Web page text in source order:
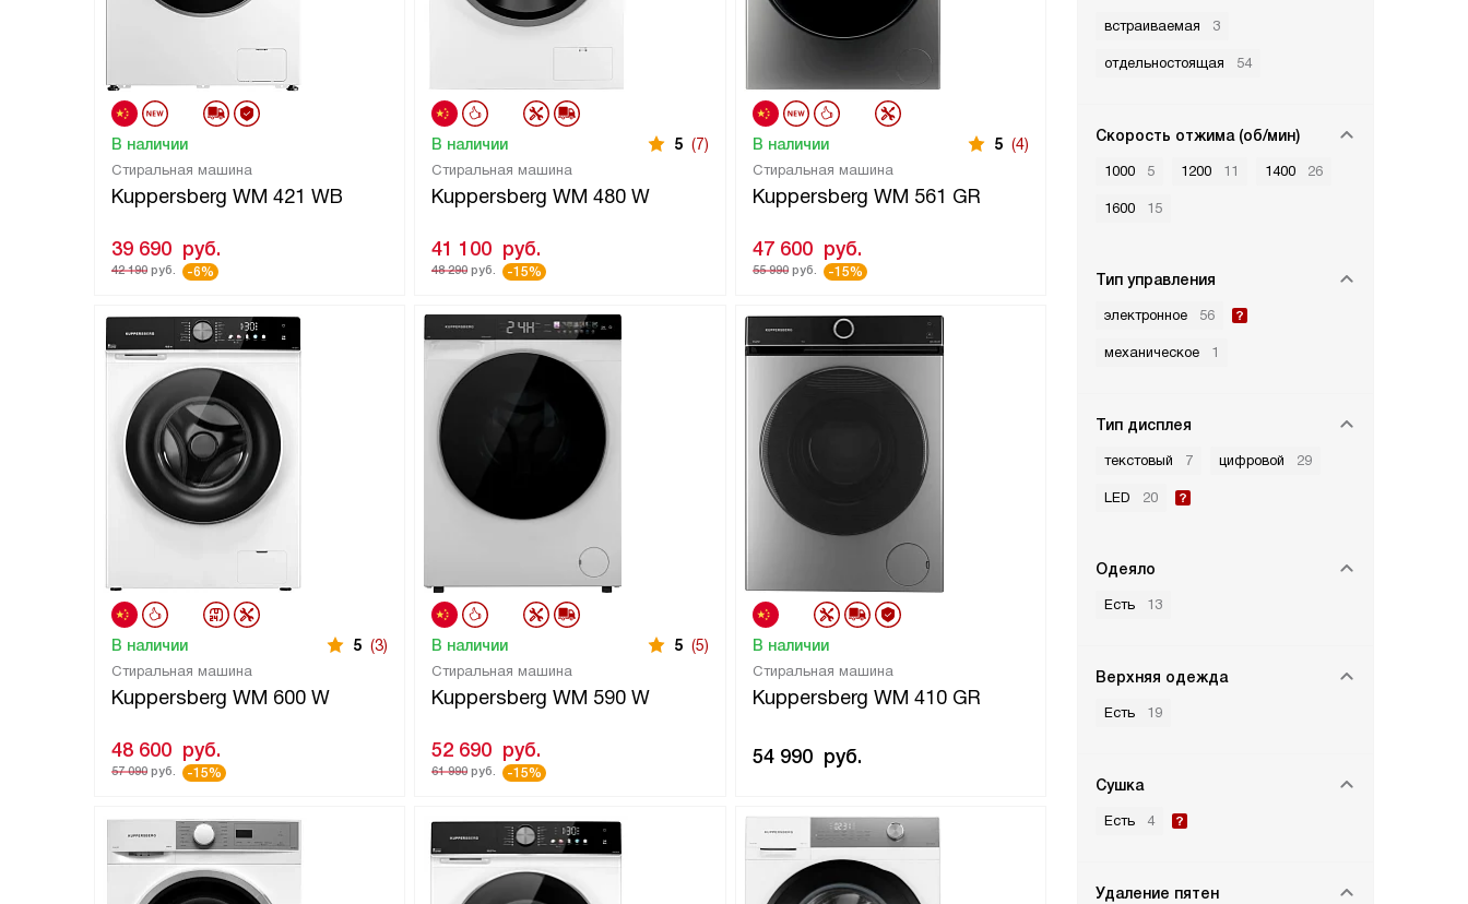
встраиваемая 3
отдельностоящая 54
Скорость отжима (об/мин)
1000 5 1200 11 1400 26
1600 15
Тип управления
электронное 56
механическое 1
Тип дисплея
текстовый 7 цифровой 29
LED 20
Одеяло
Есть 13
Верхняя одежда
Есть 19
Сушка
Есть 4
Удаление пятен
Стиральная машина
Kuppersberg WM 421 WB
В наличии
39 690 руб.
42 190 руб. -6%
Стиральная машина
Kuppersberg WM 480 W
В наличии 5 (7)
41 100 руб.
48 290 руб. -15%
Стиральная машина
Kuppersberg WM 561 GR
В наличии 5 (4)
47 600 руб.
55 990руб. -15%
Стиральная машина
Kuppersberg WM 600 W
В наличии 5 (3)
48 600 руб.
57 090 руб. -15%
Стиральная машина
Kuppersberg WM 590 W
В наличии 5 (5)
52 690 руб.
61 990 руб. -15%
Стиральная машина
Kuppersberg WM 410 GR
В наличии
54 990 руб.